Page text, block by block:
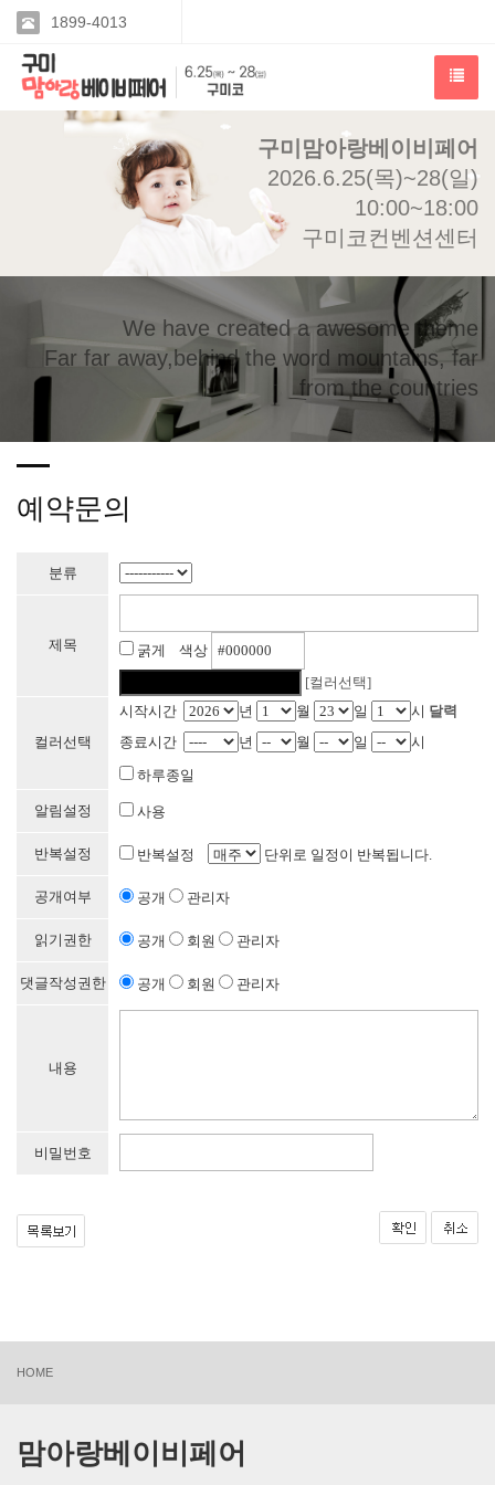
1899-4013
구미맘아랑베이비페어
2026.6.25(목)~28(일)
10:00~18:00
구미코컨벤션센터
We have created a awesome theme
Far far away,behind the word mountains, far
from the countries
예약문의
분류
제목
굵게 색상
[컬러선택]
컬러선택
시작시간 년 월 일 시 달력
종료시간
년 월 일
시
하루종일
알림설정 사용
반복설정 반복설정 단위로 일정이 반복됩니다.
공개여부 공개 관리자
읽기권한 공개 회원 관리자
댓글작성권한 공개 회원 관리자
내용
비밀번호
HOME
맘아랑베이비페어